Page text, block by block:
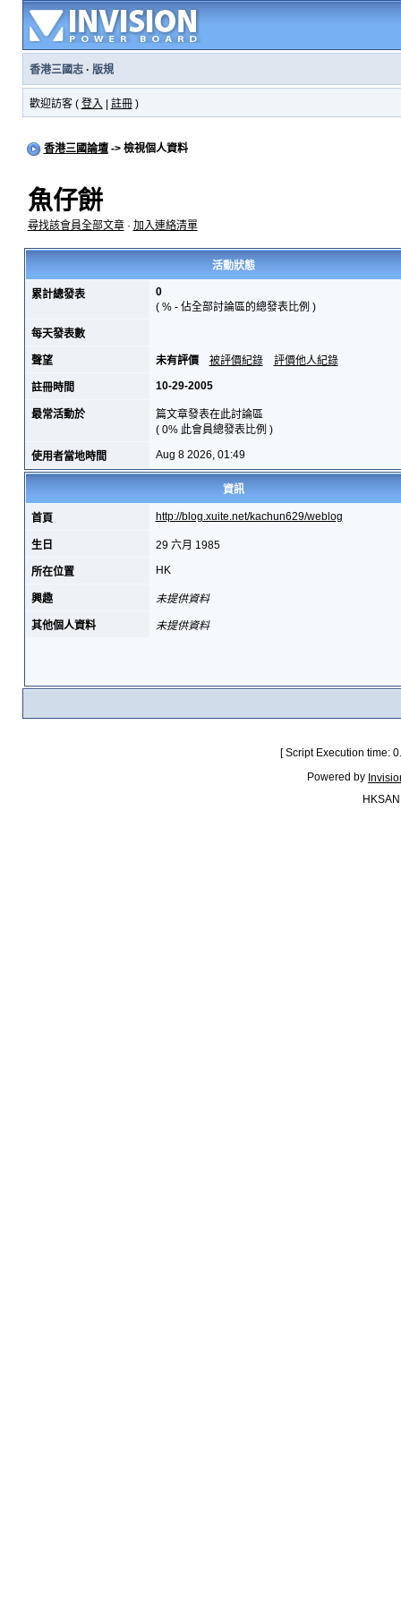
香港三國志· 版規
歡迎訪客 ( 登入 註冊)
香港三國論壇-> 檢視個人資料
魚仔餅
尋找該會員全部文章· 加入連絡清單
活動狀態
累計總發表
0
( % - 佔全部討論區的總發表比例 )
每天發表數
聲望 未有評價 被評價紀錄 評價他人紀錄
註冊時間 10-29-2005
最常活動於
篇文章發表在此討論區
( 0% 此會員總發表比例 )
使用者當地時間 Aug 8 2026, 01:49
資訊
首頁 http://blog.xuite.net/kachun629/weblog
生日 29 六月 1985
所在位置 HK
興趣 未提供資料
其他個人資料 未提供資料
[ Script Execution time:
Powered by